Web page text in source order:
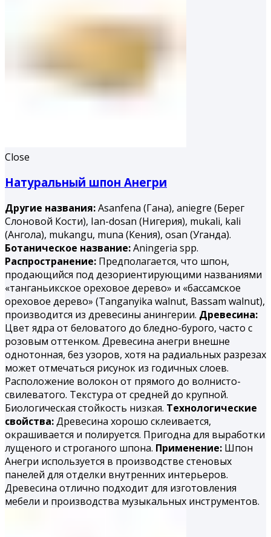
Close
Натуральный шпон Анегри
Другие названия:Asanfena (Гана), aniegre (Берег
Слоновой Кости), Ian-dosan (Нигерия), mukali, kali
(Ангола), mukangu, muna (Ке­ния), osan (Уганда).
Ботаническое название:Aningeria spp.
Распространение: Предполагается, что шпон,
продающийся под дезориентирующими названиями
«танганьикское ореховое дерево» и «бассамское
ореховое дерево» (Tanganyika walnut, Bassam walnut),
производится из древесины анингерии. Древесина:
Цвет ядра от беловатого до бледно-бурого, часто с
розовым оттенком. Древесина анегри внешне
однотонная, без узоров, хотя на радиальных разрезах
может отмечаться рисунок из годичных слоев.
Расположение волокон от прямого до волнисто-
свилеватого. Текстура от средней до крупной.
Биологическая стойкость низкая. Технологические
свойства:Древесина хорошо склеивается,
окрашивается и полируется. При­годна для выработки
лущеного и строганого шпона. Применение: Шпон
Анегри используется в производстве стеновых
панелей для отделки внутренних интерьеров.
Древесина отлично подходит для изготовления
мебели и производства музыкальных инструментов.